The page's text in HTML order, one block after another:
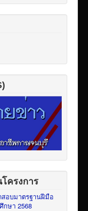
ครงการ
สอบมาตรฐานฝีมือ
กษา 2568